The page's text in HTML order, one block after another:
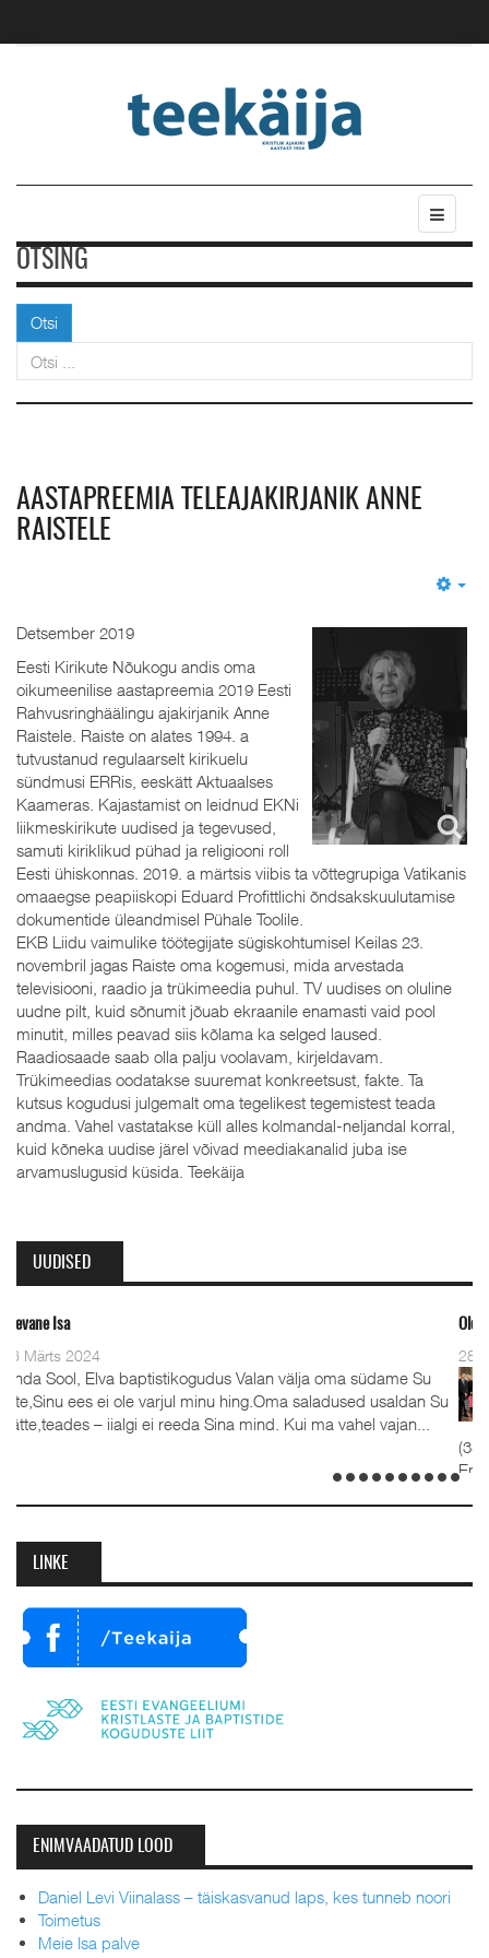
OTSING
Otsi
AASTAPREEMIA TELEAJAKIRJANIK ANNE
RAISTELE
Detsember 2019
Eesti Kirikute Nõukogu andis oma
oikumeenilise aastapreemia 2019 Eesti
Rahvusringhäälingu ajakirjanik Anne
Raistele. Raiste on alates 1994. a
tutvustanud regulaarselt kirikuelu
sündmusi ERRis, eeskätt Aktuaalses
Kaameras. Kajastamist on leidnud EKNi
liikmeskirikute uudised ja tegevused,
samuti kiriklikud pühad ja religiooni roll
Eesti ühiskonnas. 2019. a märtsis viibis ta võttegrupiga Vatikanis
omaaegse peapiiskopi Eduard Profittlichi õndsakskuulutamise
dokumentide üleandmisel Pühale Toolile.
EKB Liidu vaimulike töötegijate sügiskohtumisel Keilas 23.
novembril jagas Raiste oma kogemusi, mida arvestada
televisiooni, raadio ja trükimeedia puhul. TV uudises on oluline
uudne pilt, kuid sõnumit jõuab ekraanile enamasti vaid pool
minutit, milles peavad siis kõlama ka selged laused.
Raadiosaade saab olla palju voolavam, kirjeldavam.
Trükimeedias oodatakse suuremat konkreetsust, fakte. Ta
kutsus kogudusi julgemalt oma tegelikest tegemistest teada
andma. Vahel vastatakse küll alles kolmandal-neljandal korral,
kuid kõneka uudise järel võivad meediakanalid juba ise
arvamuslugusid küsida. Teekäija
UUDISED
baptistikogudus Valan välja oma südame Su
ei ole varjul minu hing.Oma saladused usaldan Su
iialgi ei reeda Sina mind. Kui ma vahel vajan...
Oleviste kahe
28 Detsember
(35), kelle
Emilia.
LINKE
ENIMVAADATUD LOOD
Daniel Levi Viinalass – täiskasvanud laps, kes tunneb noori
Toimetus
Meie Isa palve